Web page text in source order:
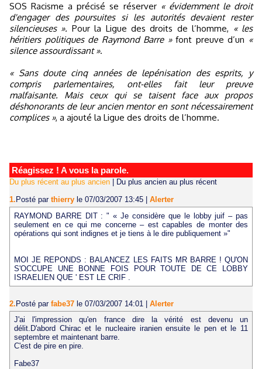
SOS Racisme a précisé se réserver « évidemment le droit
d'engager des poursuites si les autorités devaient rester
silencieuses ». Pour la Ligue des droits de l’homme, « les
héritiers politiques de Raymond Barre »font preuve d’un «
silence assourdissant ».
« Sans doute cinq années de lepénisation des esprits, y
compris parlementaires, ont-elles fait leur preuve
malfaisante. Mais ceux qui se taisent face aux propos
déshonorants de leur ancien mentor en sont nécessairement
complices », a ajouté la Ligue des droits de l’homme.
Réagissez ! A vous la parole.
Du plus récent au plus ancien
Du plus ancien au plus récent
1. Posté par thierry le 07/03/2007 13:45
Alerter
RAYMOND BARRE DIT : " « Je considère que le lobby juif – pas
seulement en ce qui me concerne – est capables de monter des
opérations qui sont indignes et je tiens à le dire publiquement »"
MOI JE REPONDS : BALANCEZ LES FAITS MR BARRE ! QU'ON
S'OCCUPE UNE BONNE FOIS POUR TOUTE DE CE LOBBY
ISRAELIEN QUE ' EST LE CRIF .
2.Posté par fabe37 le 07/03/2007 14:01 | Alerter
J'ai l'impression qu'en france dire la vérité est devenu un
délit.D'abord Chirac et le nucleaire iranien ensuite le pen et le 11
septembre et maintenant barre.
C'est de pire en pire.
Fabe37